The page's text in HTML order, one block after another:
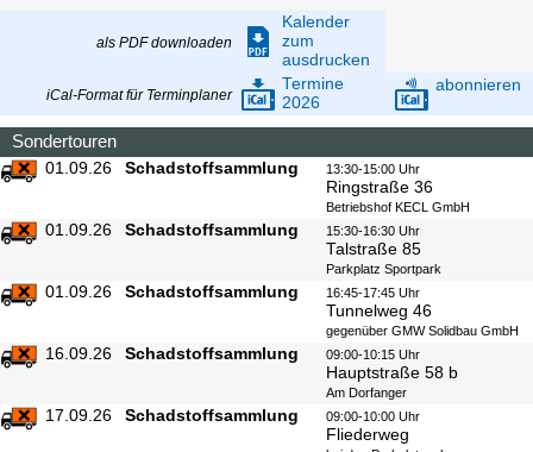
als PDF downloaden
Kalender
zum
ausdrucken
iCal-Format für Terminplaner
Termine
2026
abonnieren
Sondertouren
01.09.26 Schadstoffsammlung 13:30-15:00 Uhr
Ringstraße 36
Betriebshof KECL GmbH
01.09.26 Schadstoffsammlung 15:30-16:30 Uhr
Talstraße 85
Parkplatz Sportpark
01.09.26 Schadstoffsammlung 16:45-17:45 Uhr
Tunnelweg 46
gegenüber GMW Solidbau GmbH
16.09.26 Schadstoffsammlung 09:00-10:15 Uhr
Hauptstraße 58 b
Am Dorfanger
17.09.26 Schadstoffsammlung 09:00-10:00 Uhr
Fliederweg